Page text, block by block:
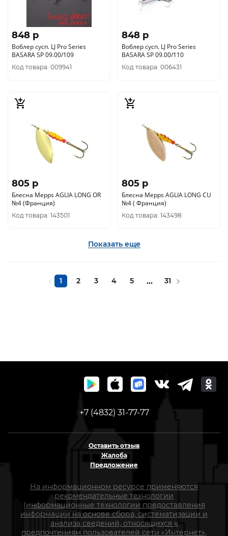
848 p
Воблер сусп. LJ Pro Series
BASARA SP 09.00/109
Код товара: 009941
848 p
Воблер сусп. LJ Pro Series
BASARA SP 09.00/110
Код товара: 006431
805 p
Блесна Mepps AGLIA LONG OR
№4 (Франция)
Код товара: 143501
805 p
Блесна Mepps AGLIA LONG CU
№4 ( Франция)
Код товара: 143498
Показать еще
1 2 3 4 5 ... 31
+7 (4832) 31-77-77
Оставить отзыв
Жалоба
Предложение
На информационном ресурсе применяются
рекомендательные технологии
(информационные технологии предоставления
информации на основе сбора, систематизации и
анализа сведений, относящихся к
предпочтениям пользователей сети «Интернет»,